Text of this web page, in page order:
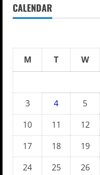
CALENDAR
M T W
3
4 5
10
11 12
17
18 19
24
25 26